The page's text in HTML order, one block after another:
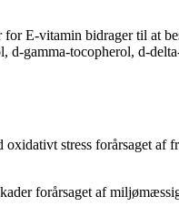
E-vitamin bidrager til at
d-gamma-tocopherol, d-
stress forårsaget af
forårsaget af